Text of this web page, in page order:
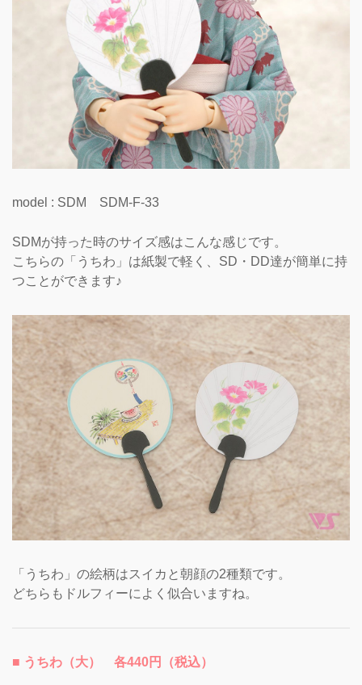
model : SDM SDM-F-33
SDMが持った時のサイズ感はこんな感じです。
こちらの「うちわ」は紙製で軽く、SD・DD達が簡単に持
つことができます♪
「うちわ」の絵柄はスイカと朝顔の2種類です。
どちらもドルフィーによく似合いますね。
■ うちわ（大） 各440円（税込）